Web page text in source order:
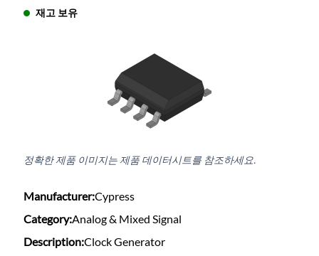
재고 보유
정확한 제품 이미지는 제품 데이터시트를 참조하세요.
Manufacturer:Cypress
Category:Analog & Mixed Signal
Description:Clock Generator